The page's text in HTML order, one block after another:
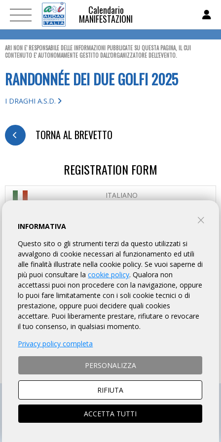
Calendario
MANIFESTAZIONI
ARI NON E' RESPONSABILE DELLE INFORMAZIONI PUBBLICATE SU QUESTA PAGINA, IL CUI
CONTENUTO E' AUTONOMAMENTE GESTITO DALL'ORGANIZZATORE DELL'EVENTO.
RANDONNÉE DEI DUE GOLFI 2025
I DRAGHI A.S.D.
TORNA AL BREVETTO
REGISTRATION FORM
ITALIANO
SOCIO ARI
ACCEDI e si aprirà la scheda
iscrizione compilata
NON SOCIO ARI
Prosegui per iscriverti al
brevetto
ISCRIZIONI CHIUSE
INFORMATIVA
Questo sito o gli strumenti terzi da questo utilizzati si
avvalgono di cookie necessari al funzionamento ed utili
alle finalità illustrate nella cookie policy. Se vuoi saperne di
più puoi consultare lacookie policy. Qualora non
accettassi puoi non procedere con la navigazione, oppure
lo puoi fare limitatamente con i soli cookie tecnici o di
prestazione, oppure puoi decidere quali cookies
accettare. Puoi liberamente prestare, rifiutare o revocare
il tuo consenso, in qualsiasi momento.
Privacy policy completa
PERSONALIZZA
RIFIUTA
ACCETTA TUTTI